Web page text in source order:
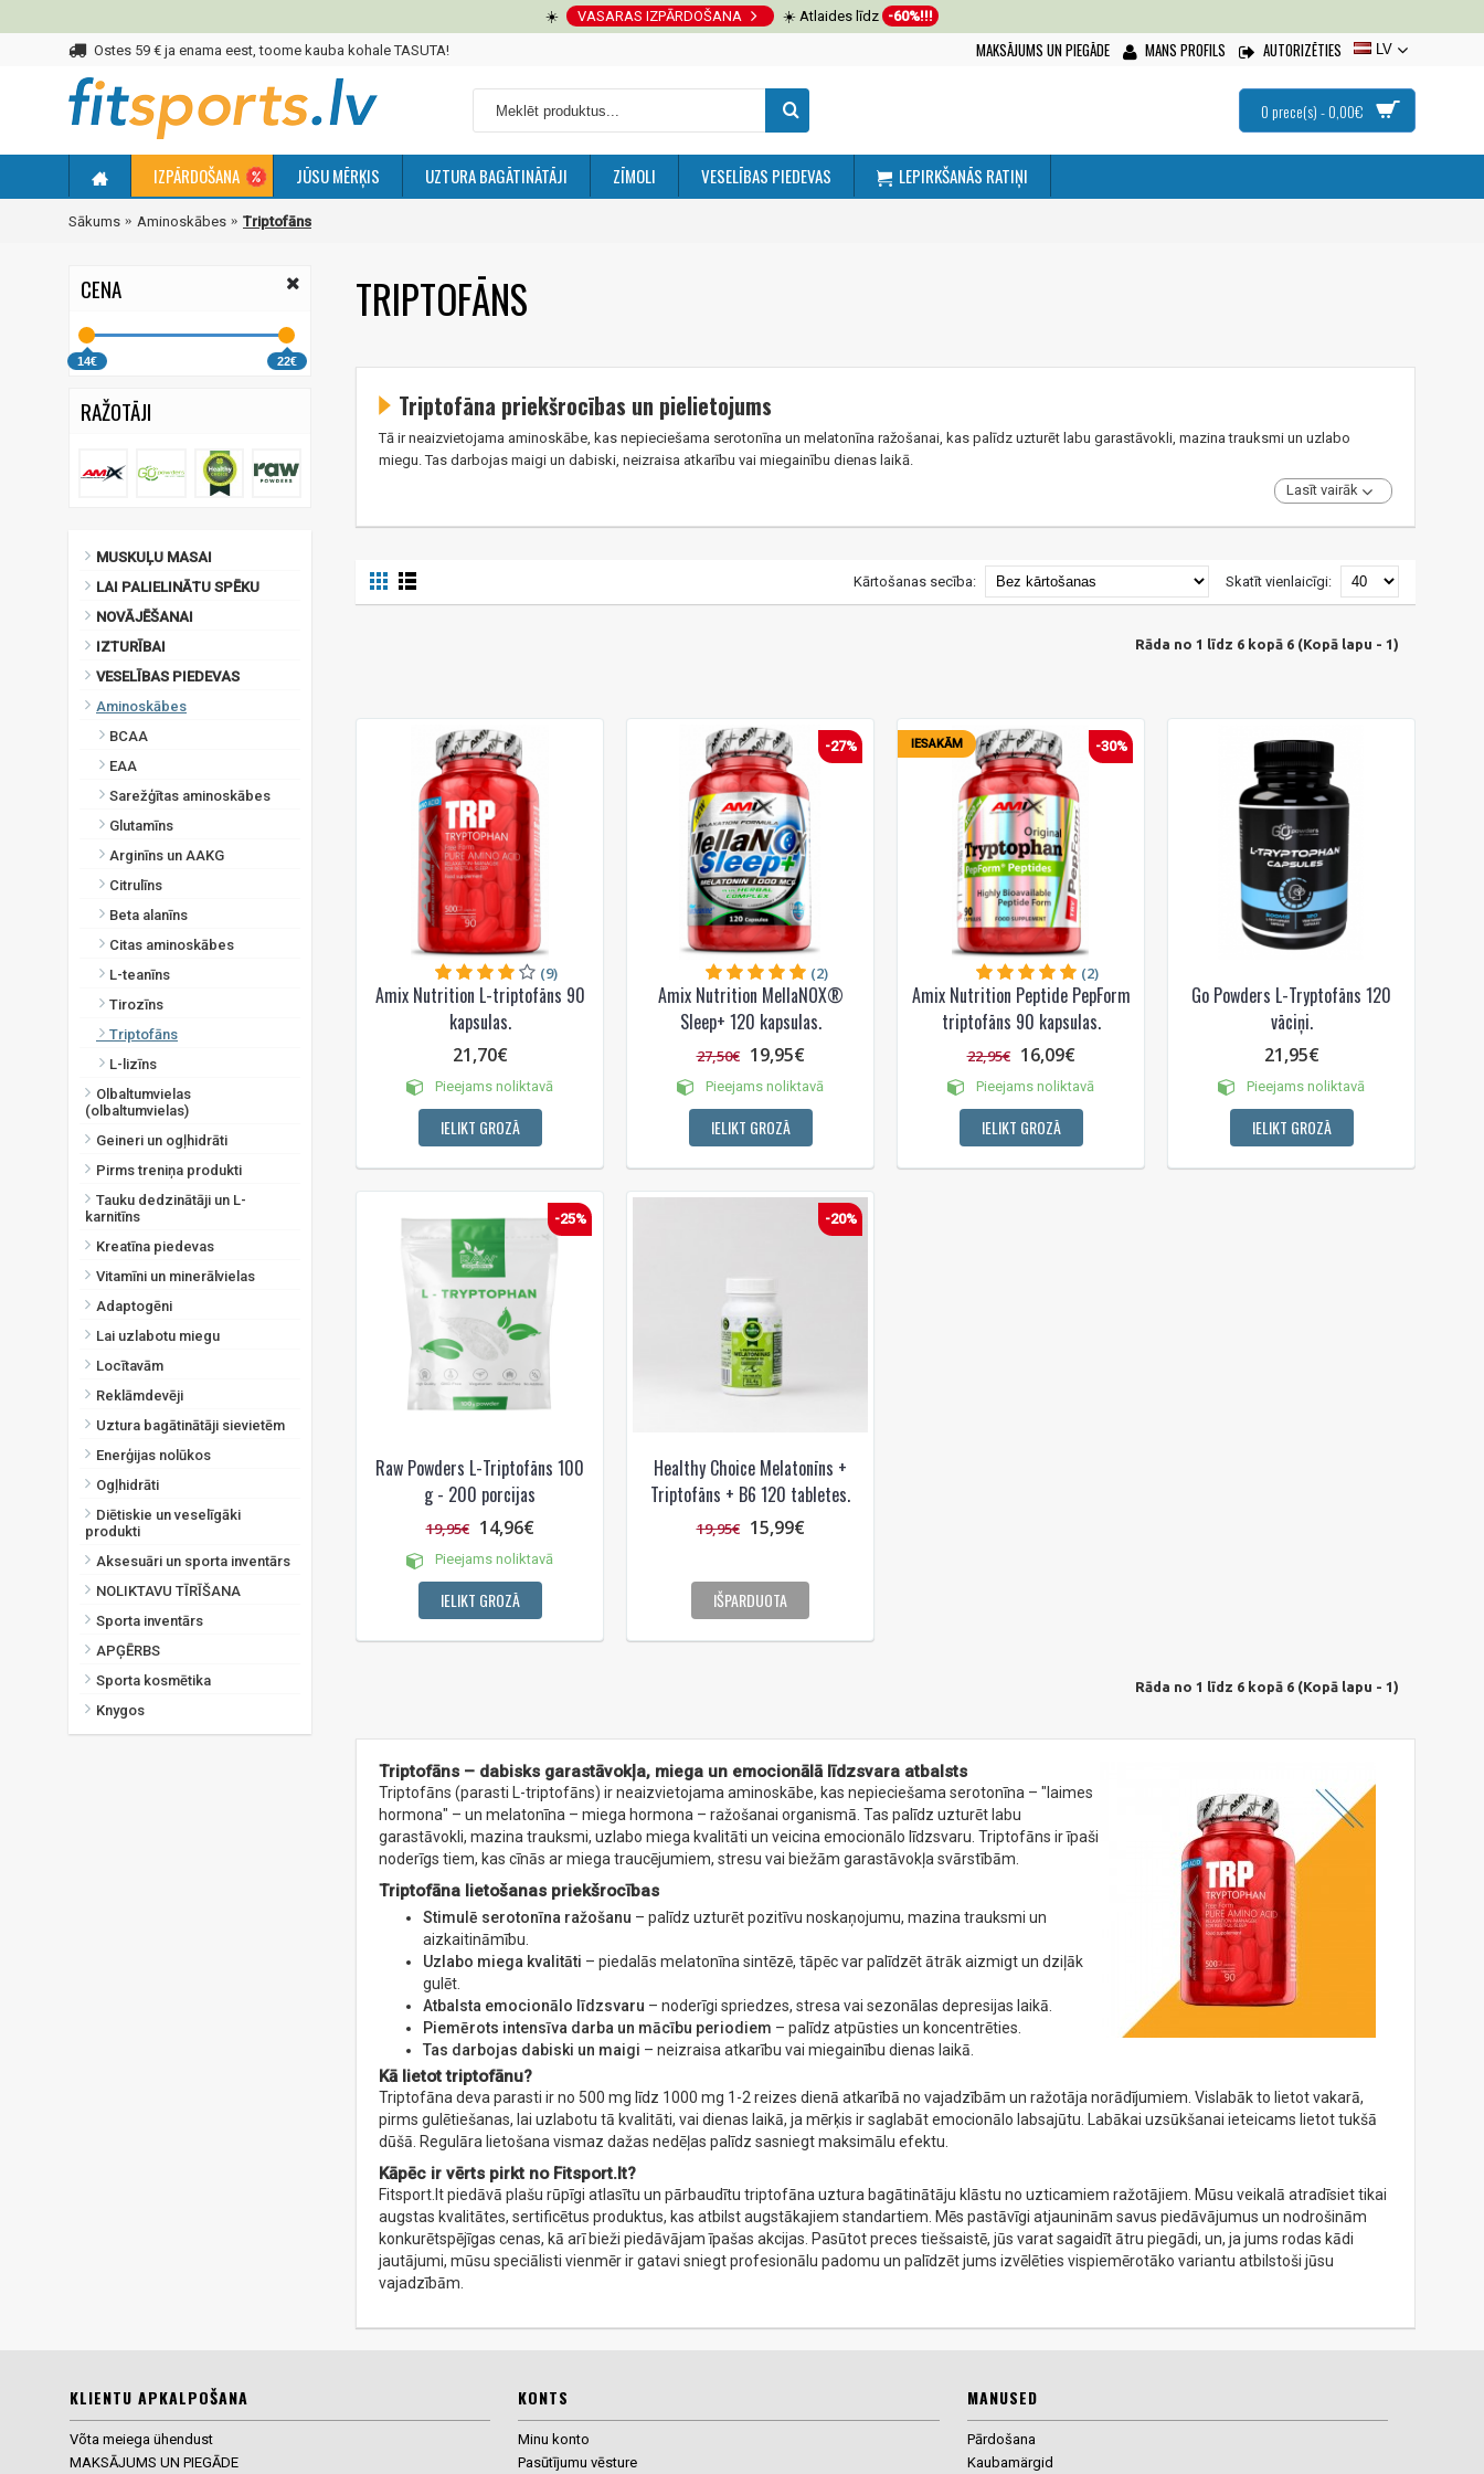
☀️ VASARAS IZPĀRDOŠANA ☀️ Atlaides līdz -60%!!!
Ostes 59 € ja enama eest, toome kauba kohale TASUTA! MAKSĀJUMS UN PIEGĀDE MANS PROFILS AUTORIZĒTIES LV
0 prece(s) - 0,00€
IZPĀRDOŠANA JŪSU MĒRĶIS UZTURA BAGĀTINĀTĀJI ZĪMOLI VESELĪBAS PIEDEVAS LEPIRKŠANĀS RATIŅI
Sākums Aminoskābes Triptofāns
CENA
14€ 22€
RAŽOTĀJI
MUSKUĻU MASAI
LAI PALIELINĀTU SPĒKU
NOVĀJĒŠANAI
IZTURĪBAI
VESELĪBAS PIEDEVAS
Aminoskābes
BCAA
EAA
Sarežģītas aminoskābes
Glutamīns
Arginīns un AAKG
Citrulīns
Beta alanīns
Citas aminoskābes
L-teanīns
Tirozīns
Triptofāns
L-lizīns
Olbaltumvielas
(olbaltumvielas)
Geineri un ogļhidrāti
Pirms treniņa produkti
Tauku dedzinātāji un L-
karnitīns
Kreatīna piedevas
Vitamīni un minerālvielas
Adaptogēni
Lai uzlabotu miegu
Locītavām
Reklāmdevēji
Uztura bagātinātāji sievietēm
Enerģijas nolūkos
Ogļhidrāti
Diētiskie un veselīgāki
produkti
Aksesuāri un sporta inventārs
NOLIKTAVU TĪRĪŠANA
Sporta inventārs
APĢĒRBS
Sporta kosmētika
Knygos
TRIPTOFĀNS
Triptofāna priekšrocības un pielietojums
Tā ir neaizvietojama aminoskābe, kas nepieciešama serotonīna un melatonīna ražošanai, kas palīdz uzturēt labu garastāvokli, mazina trauksmi un uzlabo
miegu. Tas darbojas maigi un dabiski, neizraisa atkarību vai miegainību dienas laikā.
Lasīt vairāk
Skatīt vienlaicīgi:
Kārtošanas secība:
Rāda no 1 līdz 6 kopā 6 (Kopā lapu - 1)
Amix Nutrition L-triptofāns 90
kapsulas.
(9)
21,70€
Pieejams noliktavā
IELIKT GROZĀ
-27%
Amix Nutrition MellaNOX®
Sleep+ 120 kapsulas.
(2)
27,50€ 19,95€
Pieejams noliktavā
IELIKT GROZĀ
IESAKĀM -30%
Amix Nutrition Peptide PepForm
triptofāns 90 kapsulas.
(2)
22,95€ 16,09€
Pieejams noliktavā
IELIKT GROZĀ
Go Powders L-Tryptofāns 120
vāciņi.
21,95€
Pieejams noliktavā
IELIKT GROZĀ
-25%
Raw Powders L-Triptofāns 100
g - 200 porcijas
19,95€ 14,96€
Pieejams noliktavā
IELIKT GROZĀ
-20%
Healthy Choice Melatonīns +
Triptofāns + B6 120 tabletes.
19,95€ 15,99€
IŠPARDUOTA
Rāda no 1 līdz 6 kopā 6 (Kopā lapu - 1)
Triptofāns – dabisks garastāvokļa, miega un emocionālā līdzsvara atbalsts
Triptofāns (parasti L-triptofāns) ir neaizvietojama aminoskābe, kas nepieciešama serotonīna – "laimes
hormona" – un melatonīna – miega hormona – ražošanai organismā. Tas palīdz uzturēt labu
garastāvokli, mazina trauksmi, uzlabo miega kvalitāti un veicina emocionālo līdzsvaru. Triptofāns ir īpaši
noderīgs tiem, kas cīnās ar miega traucējumiem, stresu vai biežām garastāvokļa svārstībām.
Triptofāna lietošanas priekšrocības
Stimulē serotonīna ražošanu – palīdz uzturēt pozitīvu noskaņojumu, mazina trauksmi un
aizkaitināmību.
Uzlabo miega kvalitāti – piedalās melatonīna sintēzē, tāpēc var palīdzēt ātrāk aizmigt un dziļāk
gulēt.
Atbalsta emocionālo līdzsvaru – noderīgi spriedzes, stresa vai sezonālas depresijas laikā.
Piemērots intensīva darba un mācību periodiem – palīdz atpūsties un koncentrēties.
Tas darbojas dabiski un maigi – neizraisa atkarību vai miegainību dienas laikā.
Kā lietot triptofānu?
Triptofāna deva parasti ir no 500 mg līdz 1000 mg 1-2 reizes dienā atkarībā no vajadzībām un ražotāja norādījumiem. Vislabāk to lietot vakarā,
pirms gulētiešanas, lai uzlabotu tā kvalitāti, vai dienas laikā, ja mērķis ir saglabāt emocionālo labsajūtu. Labākai uzsūkšanai ieteicams lietot tukšā
dūšā. Regulāra lietošana vismaz dažas nedēļas palīdz sasniegt maksimālu efektu.
Kāpēc ir vērts pirkt no Fitsport.lt?
Fitsport.lt piedāvā plašu rūpīgi atlasītu un pārbaudītu triptofāna uztura bagātinātāju klāstu no uzticamiem ražotājiem. Mūsu veikalā atradīsiet tikai
augstas kvalitātes, sertificētus produktus, kas atbilst augstākajiem standartiem. Mēs pastāvīgi atjauninām savus piedāvājumus un nodrošinām
konkurētspējīgas cenas, kā arī bieži piedāvājam īpašas akcijas. Pasūtot preces tiešsaistē, jūs varat sagaidīt ātru piegādi, un, ja jums rodas kādi
jautājumi, mūsu speciālisti vienmēr ir gatavi sniegt profesionālu padomu un palīdzēt jums izvēlēties vispiemērotāko variantu atbilstoši jūsu
vajadzībām.
KLIENTU APKALPOŠANA
Võta meiega ühendust
MAKSĀJUMS UN PIEGĀDE
KONTS
Minu konto
Pasūtījumu vēsture
MANUSED
Pārdošana
Kaubamärgid